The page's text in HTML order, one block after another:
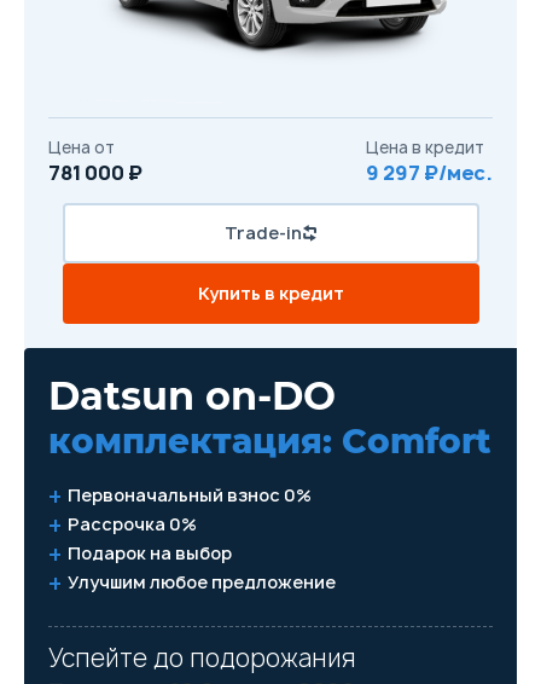
Datsun on-DO
комплектация: Comfort
Первоначальный взнос 0%
Рассрочка 0%
Подарок на выбор
Улучшим любое предложение
Успейте до подорожания
Цена от
781 000 ₽
Цена в кредит
9 297 ₽/мес.
Trade-in
Купить в кредит